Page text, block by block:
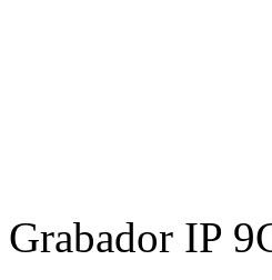
Grabador IP